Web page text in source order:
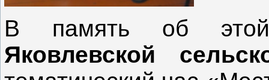
В память об
Яковлевской